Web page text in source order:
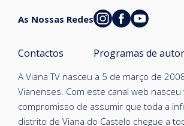
A Viana TV nasceu a 5 de março de
Vianenses. Com este canal web
compromisso de assumir que toda a
distrito de Viana do Castelo chegue a
Contactos Programas de autor
As Nossas Redes